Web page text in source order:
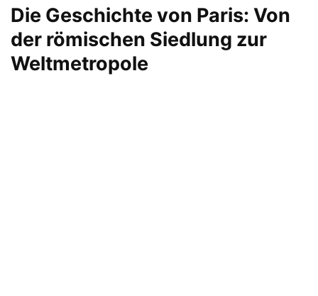
Die Geschichte von Paris: Von
der römischen Siedlung zur
Weltmetropole